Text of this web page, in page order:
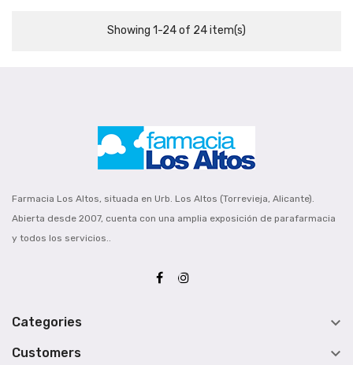
Showing 1-24 of 24 item(s)
Farmacia Los Altos, situada en Urb. Los Altos (Torrevieja, Alicante).
Abierta desde 2007, cuenta con una amplia exposición de parafarmacia
y todos los servicios..
Categories 
Customers 